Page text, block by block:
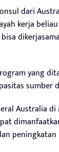
dari
kerja
yang
sumber
Australia
peningkatan